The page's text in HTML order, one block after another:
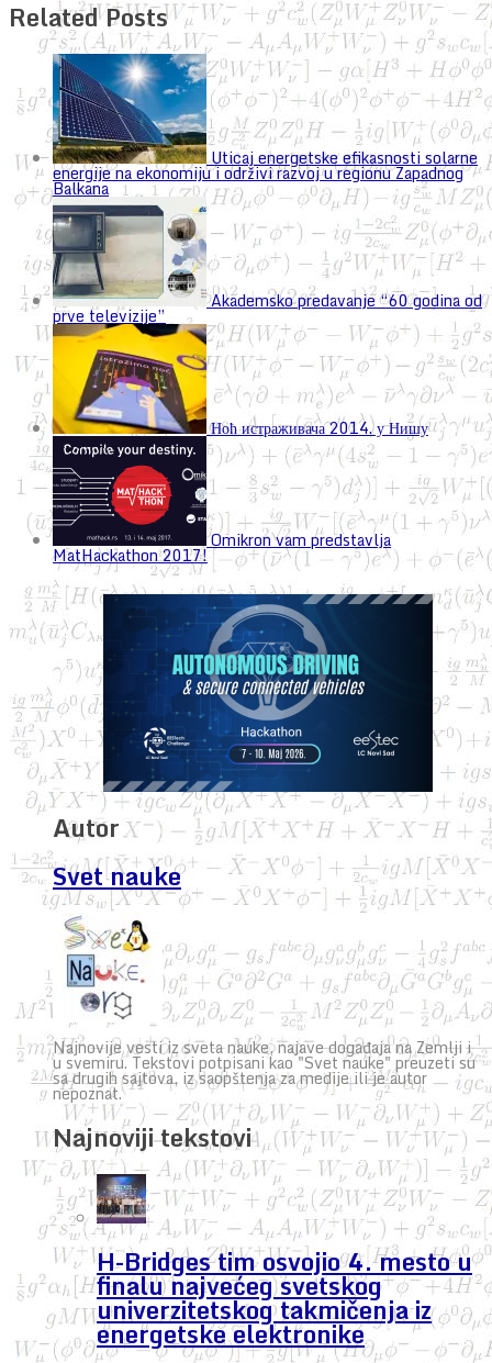
Related Posts
Uticaj energetske efikasnosti solarne
energije na ekonomiju i održivi razvoj u regionu Zapadnog
Balkana
Akademsko predavanje “60 godina od
prve televizije”
Ноћ истраживача 2014. у Нишу
Omikron vam predstavlja
MatHackathon 2017!
Autor
Svet nauke
Najnovije vesti iz sveta nauke, najave događaja na Zemlji i
u svemiru. Tekstovi potpisani kao "Svet nauke" preuzeti su
sa drugih sajtova, iz saopštenja za medije ili je autor
nepoznat.
Najnoviji tekstovi
H-Bridges tim osvojio 4. mesto u
finalu najvećeg svetskog
univerzitetskog takmičenja iz
energetske elektronike